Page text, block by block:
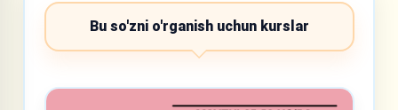
Bu so'zni o'rganish uchun kurslar